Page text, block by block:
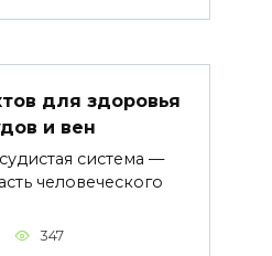
для здоровья
и вен
система —
человеческого
347